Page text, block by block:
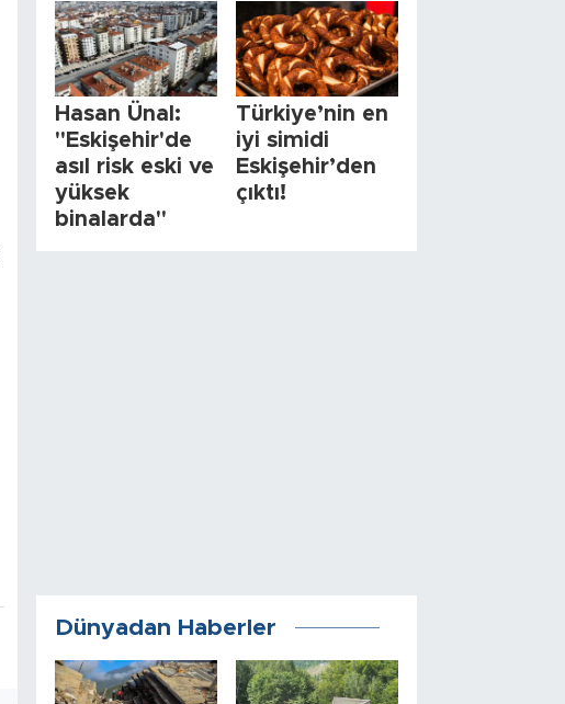
Hasan Ünal:
"Eskişehir'de
asıl risk eski ve
yüksek
binalarda"
Türkiye’nin en
iyi simidi
Eskişehir’den
çıktı!
Dünyadan Haberler